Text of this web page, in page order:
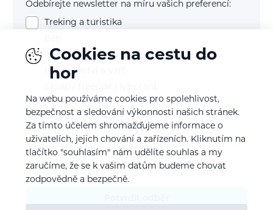
Odebírejte newsletter na míru vašich preferencí:
Treking a turistika
Kolo (mtb, gravel, silnice)
Horolezectví a VHT
E-mail
Souhlasím sezpracováním osobních údajů
Cookies na cestu do
hor
Na webu používáme cookies pro spolehlivost,
bezpečnost a sledování výkonnosti našich stránek.
Za tímto účelem shromažďujeme informace o
uživatelích, jejich chování a zařízeních. Kliknutím na
tlačítko "souhlasím" nám udělíte souhlas a my
zaručíme, že se k vašim datům budeme chovat
zodpovědně a bezpečně.